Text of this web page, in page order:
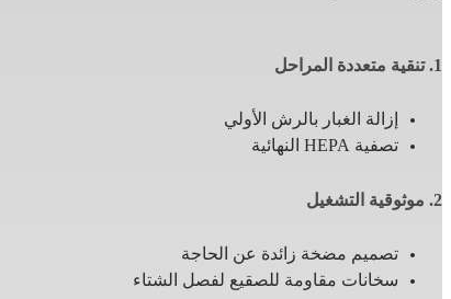
1. تنقية متعددة المراحل
إزالة الغبار بالرش الأولي
تصفية HEPA النهائية
2. موثوقية التشغيل
تصميم مضخة زائدة عن الحاجة
سخانات مقاومة للصقيع لفصل الشتاء